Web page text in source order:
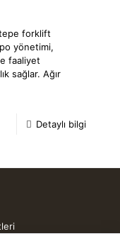
forklift
yönetimi,
faaliyet
sağlar. Ağır
Detaylı bilgi